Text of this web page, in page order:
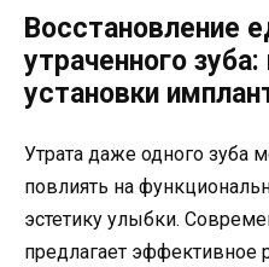
Восстановление
утраченного
установки
Утрата даже одного зуба
повлиять на
эстетику улыбки.
предлагает